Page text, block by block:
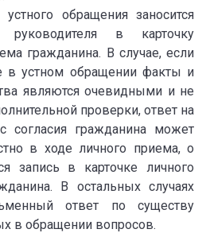
обращения заносится
руководителя в карточку
гражданина. В случае, если
в устном обращении факты и
являются очевидными и не
проверки, ответ на
согласия гражданина может
в ходе личного приема, о
запись в карточке личного
В остальных случаях
ответ по существу
в обращении вопросов.